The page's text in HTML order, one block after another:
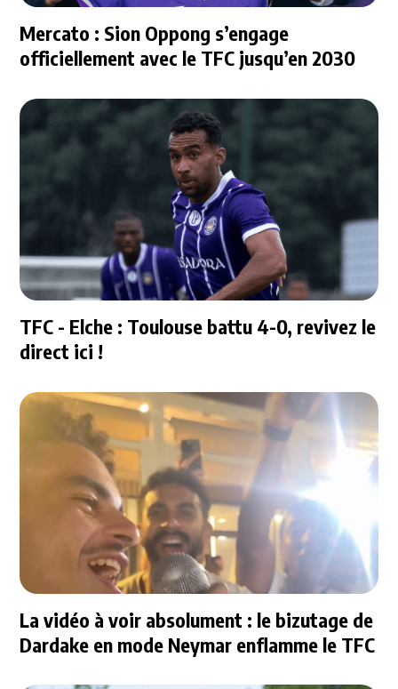
Mercato : Sion Oppong s’engage
officiellement avec le TFC jusqu’en 2030
TFC - Elche : Toulouse battu 4-0, revivez le
direct ici !
La vidéo à voir absolument : le bizutage de
Dardake en mode Neymar enflamme le TFC